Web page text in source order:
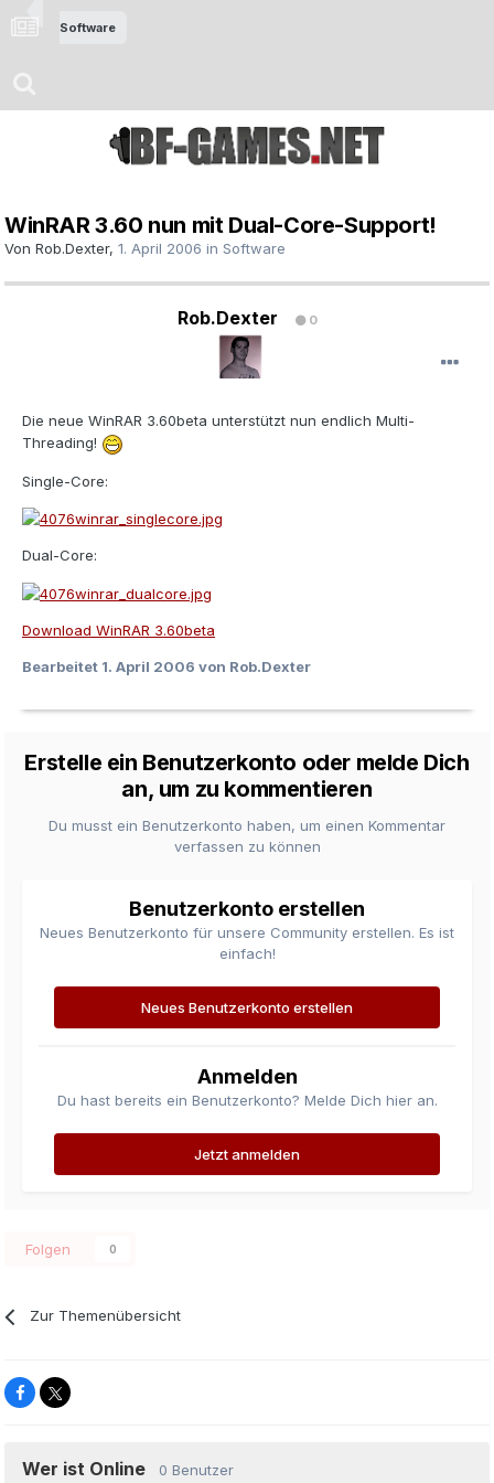
Software
WinRAR 3.60 nun mit Dual-Core-Support!
Von Rob.Dexter, 1. April 2006 in Software
Rob.Dexter 0
Die neue WinRAR 3.60beta unterstützt nun endlich Multi-
Threading!
Single-Core:
Dual-Core:
Download WinRAR 3.60beta
Bearbeitet 1. April 2006 von Rob.Dexter
Erstelle ein Benutzerkonto oder melde Dich
an, um zu kommentieren
Du musst ein Benutzerkonto haben, um einen Kommentar
verfassen zu können
Benutzerkonto erstellen
Neues Benutzerkonto für unsere Community erstellen. Es ist
einfach!
Neues Benutzerkonto erstellen
Anmelden
Du hast bereits ein Benutzerkonto? Melde Dich hier an.
Jetzt anmelden
Folgen 0
Zur Themenübersicht
Wer ist Online 0 Benutzer